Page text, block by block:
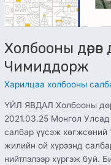
Холбооны
Чимиддорж
Харилцаа холбооны
ҮЙЛ ЯВДАЛ Холбооны
2021.03.25 Монгол
салбар үүсэж
жилийн ой хүрээнд
нийтлэлээр хүргэж буй.